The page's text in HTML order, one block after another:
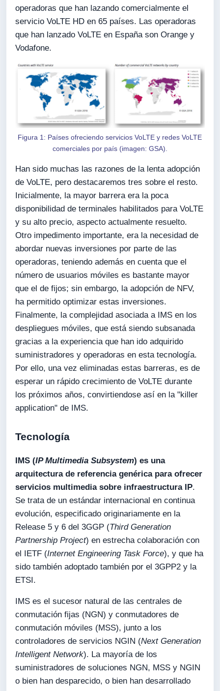
operadoras que han lazando comercialmente el
servicio VoLTE HD en 65 países. Las operadoras
que han lanzado VoLTE en España son Orange y
Vodafone.
Figura 1: Países ofreciendo servicios VoLTE y redes VoLTE
comerciales por país (imagen: GSA).
Han sido muchas las razones de la lenta adopción
de VoLTE, pero destacaremos tres sobre el resto.
Inicialmente, la mayor barrera era la poca
disponibilidad de terminales habilitados para VoLTE
y su alto precio, aspecto actualmente resuelto.
Otro impedimento importante, era la necesidad de
abordar nuevas inversiones por parte de las
operadoras, teniendo además en cuenta que el
número de usuarios móviles es bastante mayor
que el de fijos; sin embargo, la adopción de NFV,
ha permitido optimizar estas inversiones.
Finalmente, la complejidad asociada a IMS en los
despliegues móviles, que está siendo subsanada
gracias a la experiencia que han ido adquirido
suministradores y operadoras en esta tecnología.
Por ello, una vez eliminadas estas barreras, es de
esperar un rápido crecimiento de VoLTE durante
los próximos años, convirtiendose así en la "killer
application" de IMS.
Tecnología
IMS (IP Multimedia Subsystem) es una
arquitectura de referencia genérica para ofrecer
servicios multimedia sobre infraestructura IP.
Se trata de un estándar internacional en continua
evolución, especificado originariamente en la
Release 5 y 6 del 3GGP (Third Generation
Partnership Project) en estrecha colaboración con
el IETF (Internet Engineering Task Force), y que ha
sido también adoptado también por el 3GPP2 y la
ETSI.
IMS es el sucesor natural de las centrales de
conmutación fijas (NGN) y conmutadores de
conmutación móviles (MSS), junto a los
controladores de servicios NGIN (Next Generation
Intelligent Network). La mayoría de los
suministradores de soluciones NGN, MSS y NGIN
o bien han desparecido, o bien han desarrollado